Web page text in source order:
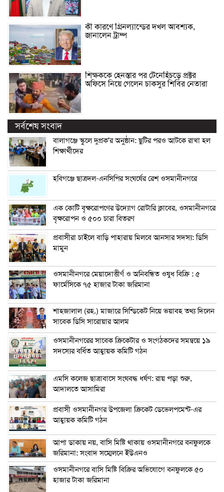
কী কারণে গ্রিনল্যান্ডের দখল আবশ্যক,
জানালেন ট্রাম্প
শিক্ষককে হেনস্তার পর টেনেহিঁচড়ে প্রক্টর
অফিসে নিয়ে গেলেন চাকসুর শিবির নেতারা
সর্বশেষ সংবাদ
বালাগঞ্জে স্কুলে দুপ্রক’র অনুষ্ঠান: ছুটির পরও আটকে রাখা হল
শিক্ষার্থীদের
হবিগঞ্জে ছাত্রদল-এনসিপির সংঘর্ষের রেশ ওসমানীনগরে
এক কোটি বৃক্ষরোপণের উদ্যোগ রোটারি ক্লাবের, ওসমানীনগরে
বৃক্ষরোপন ও ৫০০ চারা বিতরণ
প্রবাসীরা চাইলে বাড়ি পাহারায় মিলবে আনসার সদস্য: ডিসি
মামুন
ওসমানীনগরে মেয়াদোত্তীর্ণ ও অনিবন্ধিত ওষুধ বিক্রি : ৫
ফার্মেসিকে ৭৫ হাজার টাকা জরিমানা
শাহজালাল (রহ.) মাজারে সিন্ডিকেট নিয়ে ভয়াবহ তথ্য দিলেন
সাবেক ডিসি সারোয়ার আলম
ওসমানীনগরের সাবেক ক্রিকেটার ও সংগঠকদের সমন্বয়ে ১৯
সদস্যের বর্ধিত আহ্বায়ক কমিটি গঠন
এম‌সি কলেজ ছাত্রাবাসে সংঘবদ্ধ ধর্ষণ: রায় পড়া শুরু,
আদালতে আসামিরা
প্রবাসী ওসমানীনগর উপজেলা ক্রিকেট ডেভেলপমেন্ট-এর
আহ্বায়ক কমিটি গঠন
আপা ডাকায় নয়, বাসি মিষ্টি থাকায় ওসমানীনগরে বনফুলকে
জরিমানা: সংবাদ সম্মেলনে ইউএনও
ওসমানীনগরে বাসি মিষ্টি বিক্রির অভিযোগে বনফুলকে ৫০
হাজার টাকা জরিমানা